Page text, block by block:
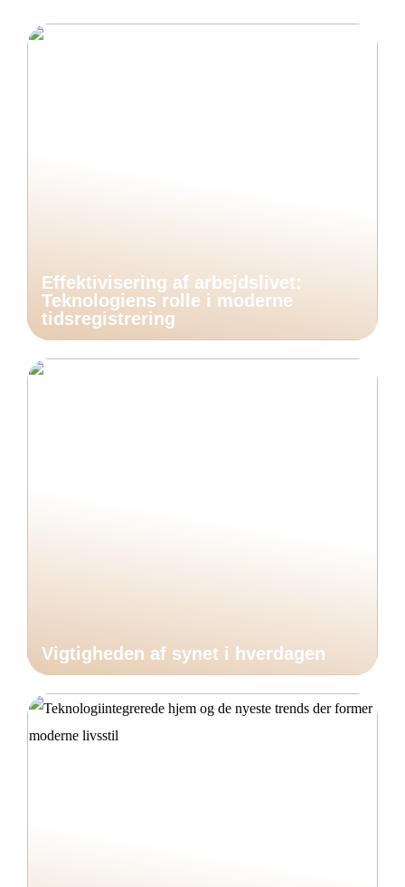
Effektivisering af arbejdslivet:
Teknologiens rolle i moderne
tidsregistrering
Vigtigheden af synet i hverdagen